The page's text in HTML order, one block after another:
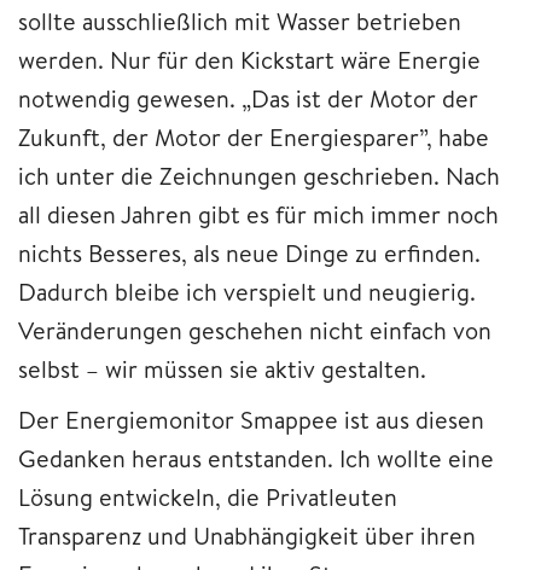
sollte ausschließlich mit Wasser betrieben
werden. Nur für den Kickstart wäre Energie
notwendig gewesen. „Das ist der Motor der
Zukunft, der Motor der Energiesparer”, habe
ich unter die Zeichnungen geschrieben. Nach
all diesen Jahren gibt es für mich immer noch
nichts Besseres, als neue Dinge zu erfinden.
Dadurch bleibe ich verspielt und neugierig.
Veränderungen geschehen nicht einfach von
selbst – wir müssen sie aktiv gestalten.
Der Energiemonitor Smappee ist aus diesen
Gedanken heraus entstanden. Ich wollte eine
Lösung entwickeln, die Privatleuten
Transparenz und Unabhängigkeit über ihren